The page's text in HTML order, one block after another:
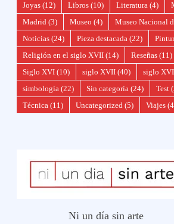
Joyas (12) Libros (10) Literatura (4)
Madrid (3) Museo (4) Museo Nacional
Noticias (24) Pieza destacada (22)
Religión en el siglo XVII (14) Reseñas (11)
Siglo XVI (10) siglo XVII (40) siglo
simbología (22) Sin categoría (24) Test
Técnica (11) Uncategorized (5) Viajes
Ni un día sin arte